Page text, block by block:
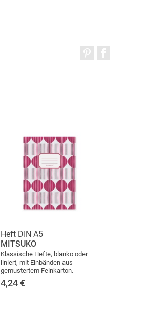
Heft DIN A5
MITSUKO
Klassische Hefte, blanko oder
liniert, mit Einbänden aus
gemustertem Feinkarton.
4,24 €